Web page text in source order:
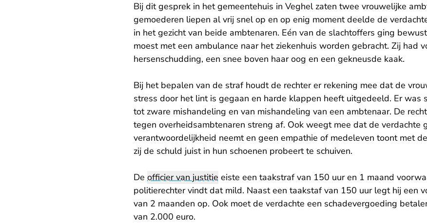
Bij dit gesprek in het gemeentehuis in Veghel zaten twee vrouwelijke
gemoederen liepen al vrij snel op en op enig moment deelde de
in het gezicht van beide ambtenaren. Eén van de slachtoffers ging
moest met een ambulance naar het ziekenhuis worden gebracht. Zij had
hersenschudding, een snee boven haar oog en een gekneusde kaak.
Bij het bepalen van de straf houdt de rechter er rekening mee dat de
stress door het lint is gegaan en harde klappen heeft uitgedeeld. Er was
tot zware mishandeling en van mishandeling van een ambtenaar. De
tegen overheidsambtenaren streng af. Ook weegt mee dat de verdachte
verantwoordelijkheid neemt en geen empathie of medeleven toont met
zij de schuld juist in hun schoenen probeert te schuiven.
De officier van justitie eiste een taakstraf van 150 uur en 1 maand
politierechter vindt dat mild. Naast een taakstaf van 150 uur legt hij een
van 2 maanden op. Ook moet de verdachte een schadevergoeding
van 2.000 euro.